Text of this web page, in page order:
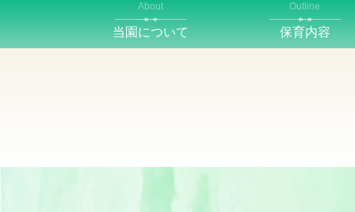
About
当園について
Outline
保育内容